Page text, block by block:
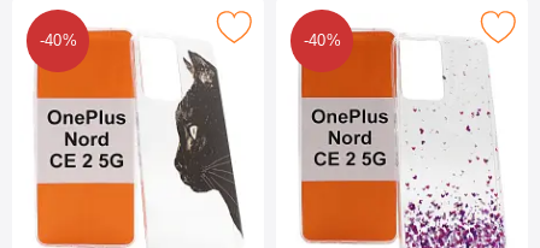
-40%
tPU-Designkotelo OnePlus Nord CE 2 5G suosikiksi
-40%
Merkitse tPU-Designkotelo